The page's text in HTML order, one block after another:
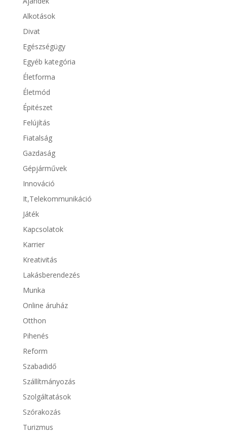
Alkotások
Divat
Egészségügy
Egyéb kategória
Életforma
Életmód
Épitészet
Felújítás
Fiatalság
Gazdaság
Gépjárművek
Innováció
It,Telekommunikáció
Játék
Kapcsolatok
Karrier
Kreativitás
Lakásberendezés
Munka
Online áruház
Otthon
Pihenés
Reform
Szabadidő
Szállítmányozás
Szolgáltatások
Szórakozás
Turizmus